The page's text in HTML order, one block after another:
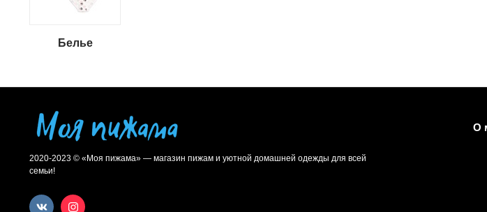
Белье
2020-2023 © «Моя пижама» — магазин пижам и уютной домашней одежды для всей
семьи!
О